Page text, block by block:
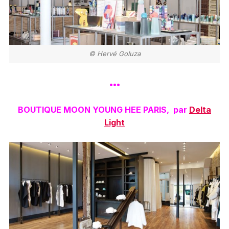
© Hervé Goluza
•••
BOUTIQUE MOON YOUNG HEE PARIS, par Delta
Light